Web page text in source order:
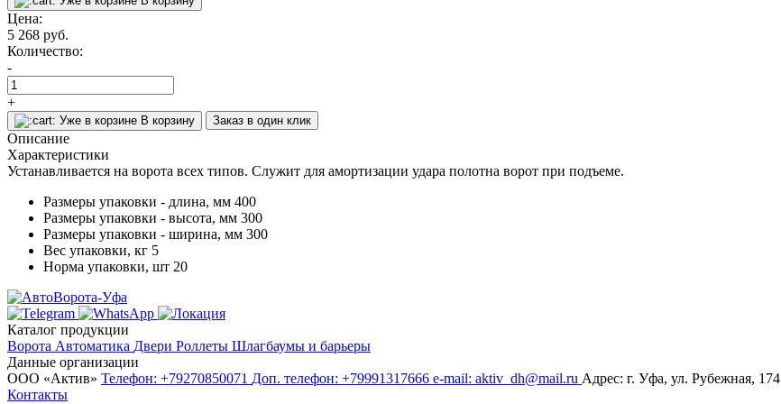
Цена:
5 268 руб.
Количество:
-
+
Уже в корзине В корзину Заказ в один клик
Описание
Характеристики
Устанавливается на ворота всех типов. Служит для амортизации удара полотна ворот при подъеме.
Размеры упаковки - длина, мм 400
Размеры упаковки - высота, мм 300
Размеры упаковки - ширина, мм 300
Вес упаковки, кг 5
Норма упаковки, шт 20
Каталог продукции
Ворота Автоматика Двери Роллеты Шлагбаумы и барьеры
Данные организации
ООО «‎Актив»‎ Телефон: +79270850071 Доп. телефон: +79991317666 e-mail: aktiv_dh@mail.ru Адрес: г. Уфа, ул. Рубежная, 174
Контакты